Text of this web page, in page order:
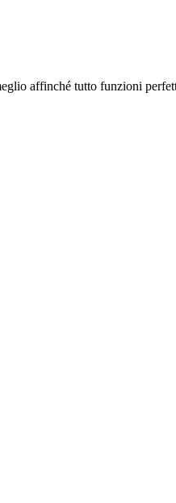
affinché tutto funzioni